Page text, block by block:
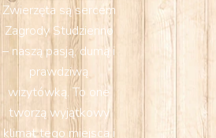
Zwierzęta są sercem
Zagrody Studzienno
– naszą pasją, dumą i
prawdziwą
wizytówką. To one
tworzą wyjątkowy
klimat tego miejsca i